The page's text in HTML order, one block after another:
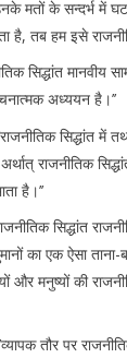
मतों के सन्दर्भ में
है, तब हम इसे
सिद्धांत मानवीय
अध्ययन है।’’
सिद्धांत में
राजनीतिक
है।’’
सिद्धांत
का एक ऐसा ताना-
और मनुष्यों की
तौर पर